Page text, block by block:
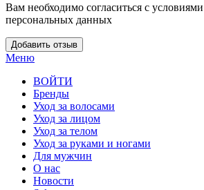
Вам необходимо согласиться с
персональных данных
Добавить отзыв
Меню
ВОЙТИ
Бренды
Уход за волосами
Уход за лицом
Уход за телом
Уход за руками и ногами
Для мужчин
О нас
Новости